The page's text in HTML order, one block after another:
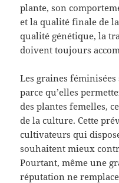
plante, son
et la qualité finale de
qualité génétique, la
doivent toujours
Les graines
parce qu’elles
des plantes femelles,
de la culture. Cette
cultivateurs qui
souhaitent mieux
Pourtant, même une
réputation ne